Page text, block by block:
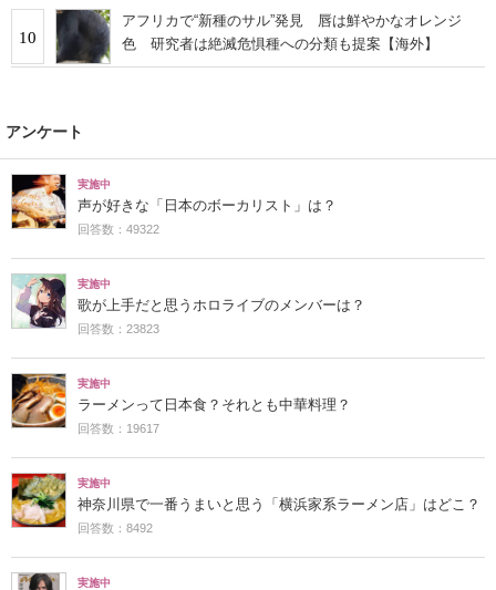
10
アフリカで“新種のサル”発見 唇は鮮やかなオレンジ
色 研究者は絶滅危惧種への分類も提案【海外】
アンケート
実施中
声が好きな「日本のボーカリスト」は？
回答数：49322
実施中
歌が上手だと思うホロライブのメンバーは？
回答数：23823
実施中
ラーメンって日本食？それとも中華料理？
回答数：19617
実施中
神奈川県で一番うまいと思う「横浜家系ラーメン店」はどこ？
回答数：8492
実施中